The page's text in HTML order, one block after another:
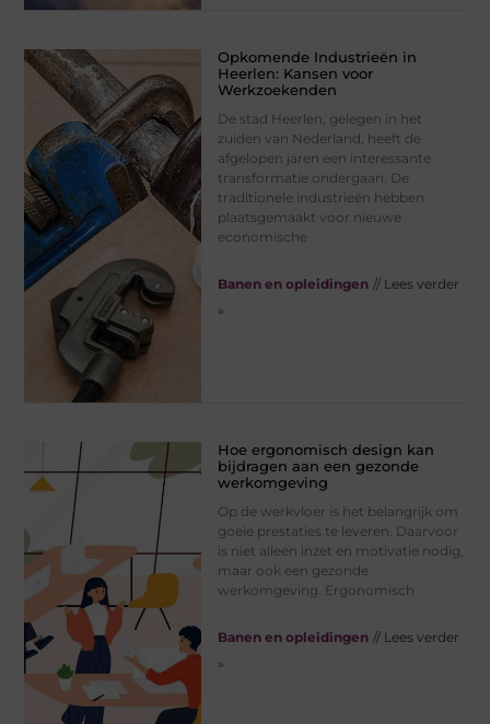
Opkomende Industrieën in
Heerlen: Kansen voor
Werkzoekenden
De stad Heerlen, gelegen in het
zuiden van Nederland, heeft de
afgelopen jaren een interessante
transformatie ondergaan. De
traditionele industrieën hebben
plaatsgemaakt voor nieuwe
economische
Banen en opleidingen // Lees verder
»
Hoe ergonomisch design kan
bijdragen aan een gezonde
werkomgeving
Op de werkvloer is het belangrijk om
goeie prestaties te leveren. Daarvoor
is niet alleen inzet en motivatie nodig,
maar ook een gezonde
werkomgeving. Ergonomisch
Banen en opleidingen // Lees verder
»